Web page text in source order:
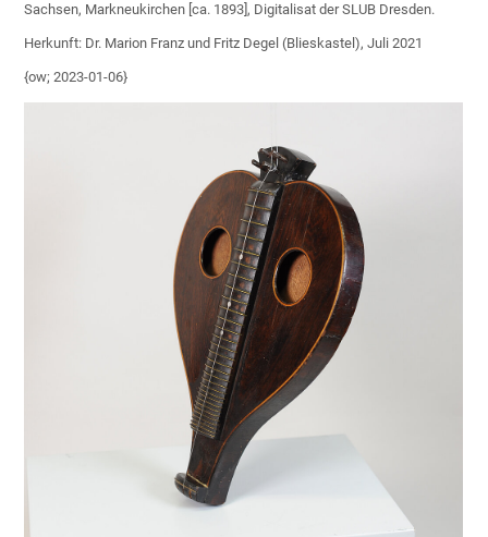
Sachsen, Markneukirchen [ca. 1893], Digitalisat der SLUB Dresden.
Herkunft: Dr. Marion Franz und Fritz Degel (Blieskastel), Juli 2021
{ow; 2023-01-06}